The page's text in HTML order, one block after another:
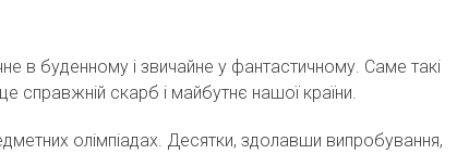
в буденному і звичайне у фантастичному. Саме такі
справжній скарб і майбутнє нашої країни.
олімпіадах. Десятки, здолавши випробування,